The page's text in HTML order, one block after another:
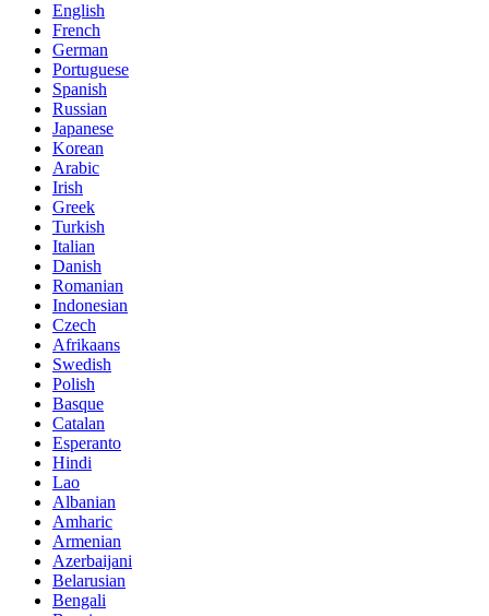
English
French
German
Portuguese
Spanish
Russian
Japanese
Korean
Arabic
Irish
Greek
Turkish
Italian
Danish
Romanian
Indonesian
Czech
Afrikaans
Swedish
Polish
Basque
Catalan
Esperanto
Hindi
Lao
Albanian
Amharic
Armenian
Azerbaijani
Belarusian
Bengali